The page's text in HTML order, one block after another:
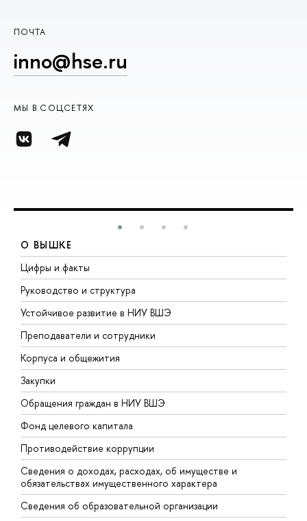
ПОЧТА
inno@hse.ru
МЫ В СОЦСЕТЯХ
О ВЫШКЕ
Цифры и факты
Руководство и структура
Устойчивое развитие в НИУ ВШЭ
Преподаватели и сотрудники
Корпуса и общежития
Закупки
Обращения граждан в НИУ ВШЭ
Фонд целевого капитала
Противодействие коррупции
Сведения о доходах, расходах, об имуществе и
обязательствах имущественного характера
Сведения об образовательной организации